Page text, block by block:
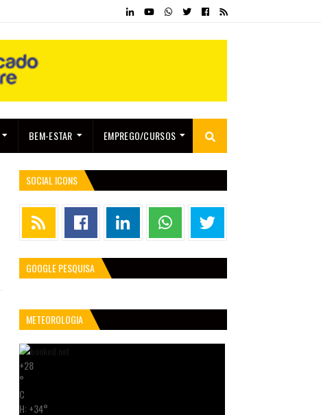
BEM-ESTAR EMPREGO/CURSOS
SOCIAL ICONS
GOOGLE PESQUISA
METEOROLOGIA
+28
°
C
H:+34°